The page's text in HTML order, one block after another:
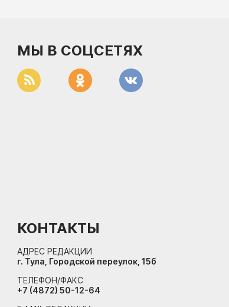
МЫ В СОЦСЕТЯХ
КОНТАКТЫ
АДРЕС РЕДАКЦИИ
г. Тула, Городской переулок, 15б
ТЕЛЕФОН/ФАКС
+7 (4872) 50-12-64